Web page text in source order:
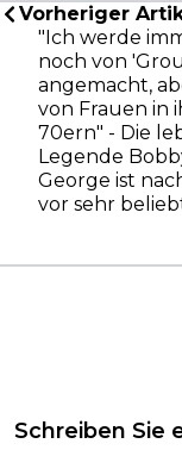
Vorheriger
"Ich werde
noch von
angemacht,
von Frauen in
70ern" - Die
Legende
George ist
vor sehr
Schreiben Sie